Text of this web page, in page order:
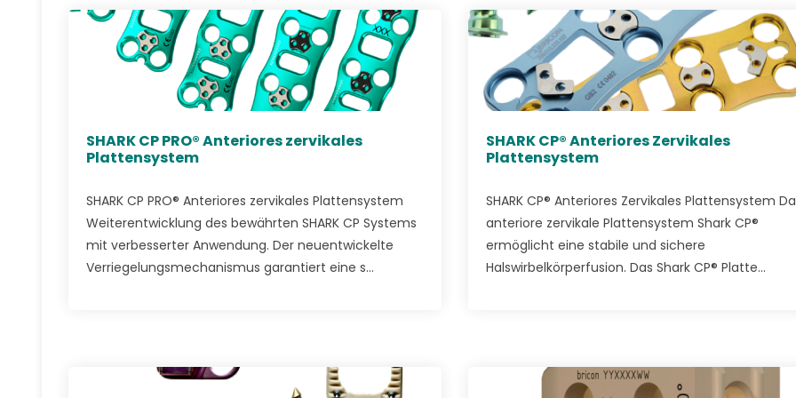
SHARK CP PRO® Anteriores zervikales
Plattensystem
SHARK CP PRO® Anteriores zervikales Plattensystem
Weiterentwicklung des bewährten SHARK CP Systems
mit verbesserter Anwendung. Der neuentwickelte
Verriegelungsmechanismus garantiert eine s...
SHARK CP® Anteriores Zervikales
Plattensystem
SHARK CP® Anteriores Zervikales Plattensystem
anteriore zervikale Plattensystem Shark CP®
ermöglicht eine stabile und sichere
Halswirbelkörperfusion. Das Shark CP® Platte...